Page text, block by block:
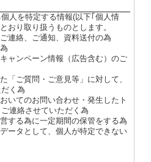
人を特定する情報(以下｢個人情
おり取り扱うものとします。
連絡、ご通知、資料送付の為
ャンペーン情報（広告含む）のご
「ご質問・ご意見等」に対して、
く為
いてのお問い合わせ・発生したト
連絡させていただく為
する為に一定期間の保管をする為
ータとして、個人が特定できない